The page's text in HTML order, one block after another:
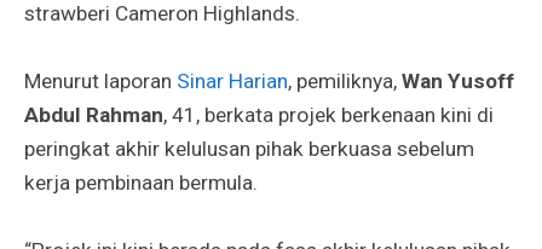
strawberi Cameron Highlands.
Menurut laporan Sinar Harian, pemiliknya, Wan Yusoff
Abdul Rahman, 41, berkata projek berkenaan kini di
peringkat akhir kelulusan pihak berkuasa sebelum
kerja pembinaan bermula.